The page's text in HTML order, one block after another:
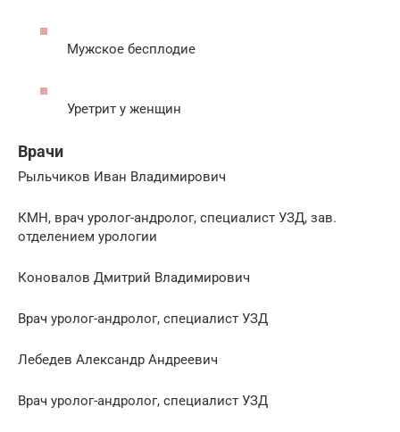
Мужское бесплодие
Уретрит у женщин
Врачи
Рыльчиков Иван Владимирович
КМН, врач уролог-андролог, специалист УЗД, зав.
отделением урологии
Коновалов Дмитрий Владимирович
Врач уролог-андролог, специалист УЗД
Лебедев Александр Андреевич
Врач уролог-андролог, специалист УЗД